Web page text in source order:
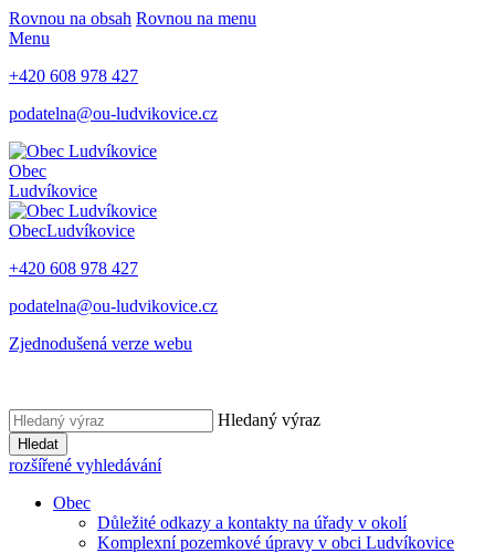
Rovnou na obsah Rovnou na menu
Menu
+420 608 978 427
podatelna@ou-ludvikovice.cz
Obec
Ludvíkovice
ObecLudvíkovice
+420 608 978 427
podatelna@ou-ludvikovice.cz
Zjednodušená verze webu
Hledaný výraz
Hledat
rozšířené vyhledávání
Obec
Důležité odkazy a kontakty na úřady v okolí
Komplexní pozemkové úpravy v obci Ludvíkovice